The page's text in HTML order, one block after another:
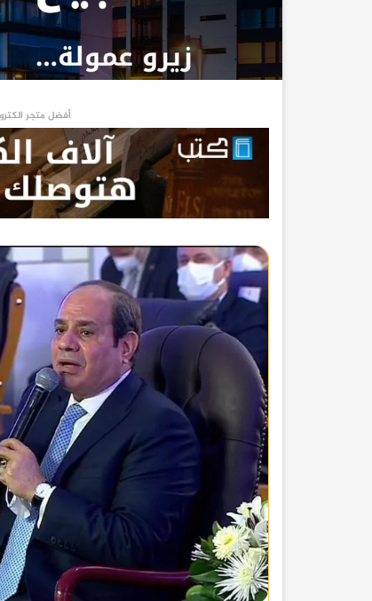
أفضل متجر